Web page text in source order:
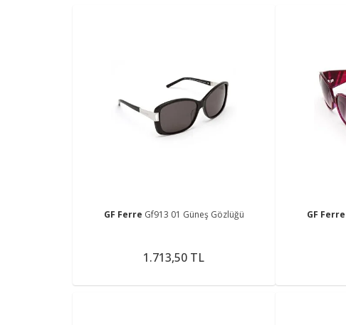
GF Ferre Gf913 01 Güneş Gözlüğü
1.713,50 TL
GF Ferre